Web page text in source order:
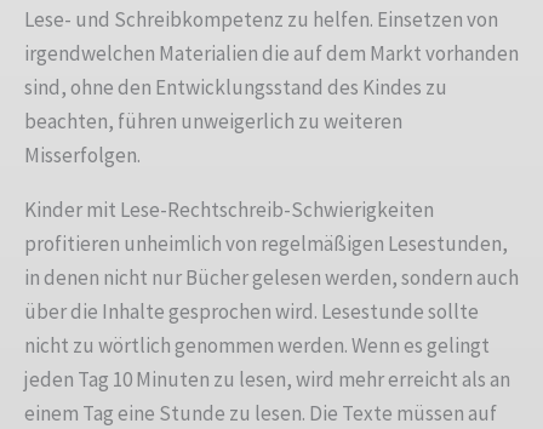
Lese- und Schreibkompetenz zu helfen. Einsetzen von
irgendwelchen Materialien die auf dem Markt vorhanden
sind, ohne den Entwicklungsstand des Kindes zu
beachten, führen unweigerlich zu weiteren
Misserfolgen.
Kinder mit Lese-Rechtschreib-Schwierigkeiten
profitieren unheimlich von regelmäßigen Lesestunden,
in denen nicht nur Bücher gelesen werden, sondern auch
über die Inhalte gesprochen wird. Lesestunde sollte
nicht zu wörtlich genommen werden. Wenn es gelingt
jeden Tag 10 Minuten zu lesen, wird mehr erreicht als an
einem Tag eine Stunde zu lesen. Die Texte müssen auf